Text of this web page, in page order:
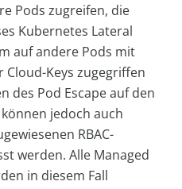
Pods zugreifen, die
Kubernetes Lateral
auf andere Pods mit
Keys zugegriffen
des Pod Escape auf den
jedoch auch
RBAC-
werden. Alle Managed
in diesem Fall